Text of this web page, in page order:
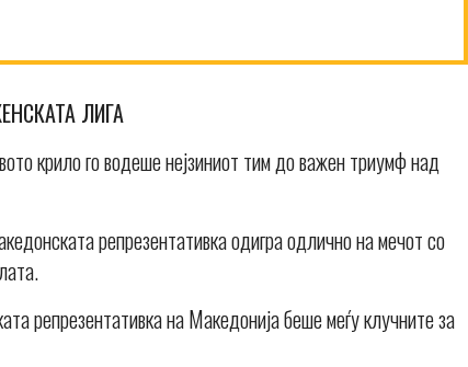
ЛИГА
крило го водеше нејзиниот тим до важен триумф над
репрезентативка одигра одлично на мечот со
репрезентативка на Македонија беше меѓу клучните за